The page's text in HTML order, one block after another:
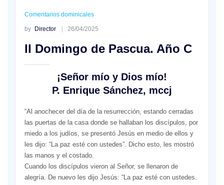
Comentarios dominicales
by Director 26/04/2025
II Domingo de Pascua. Año C
¡Señor mío y Dios mío!
P. Enrique Sánchez, mccj
“Al anochecer del día de la resurrección, estando cerradas
las puertas de la casa donde se hallaban los discípulos, por
miedo a los judíos, se presentó Jesús en medio de ellos y
les dijo: “La paz esté con ustedes”. Dicho esto, les mostró
las manos y el costado.
Cuando los discípulos vieron al Señor, se llenaron de
alegría. De nuevo les dijo Jesús: “La paz esté con ustedes.